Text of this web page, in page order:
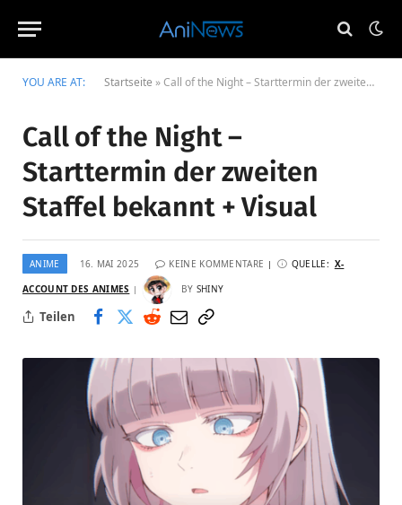
YOU ARE AT: Startseite »Call of the Night – Starttermin der zweiten Staffel bekannt + Visual
Call of the Night –
Starttermin der zweiten
Staffel bekannt + Visual
ANIME 16. MAI 2025 KEINE KOMMENTARE QUELLE: X-
ACCOUNT DES ANIMES
BY SHINY
Teilen